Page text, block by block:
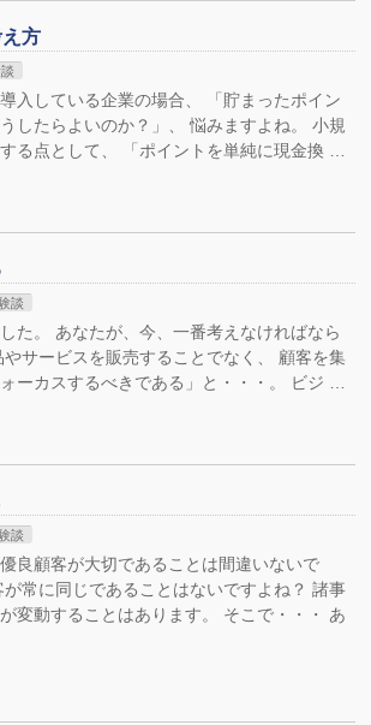
方
入している企業の場合、 「貯まったポイン
したらよいのか？」、 悩みますよね。 小規
る点として、 「ポイントを単純に現金換 …
談
た。 あなたが、今、一番考えなければなら
サービスを販売することでなく、 顧客を集
ーカスするべきである」と・・・。 ビジ …
談
良顧客が大切であることは間違いないで
常に同じであることはないですよね？ 諸事
変動することはあります。 そこで・・・ あ